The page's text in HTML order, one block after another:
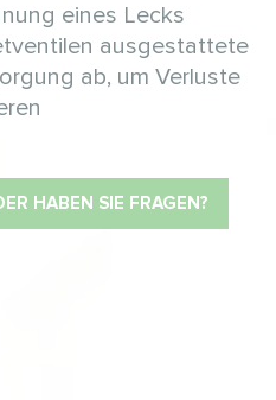
eines Lecks
ausgestattete
ab, um Verluste
HABEN SIE FRAGEN?